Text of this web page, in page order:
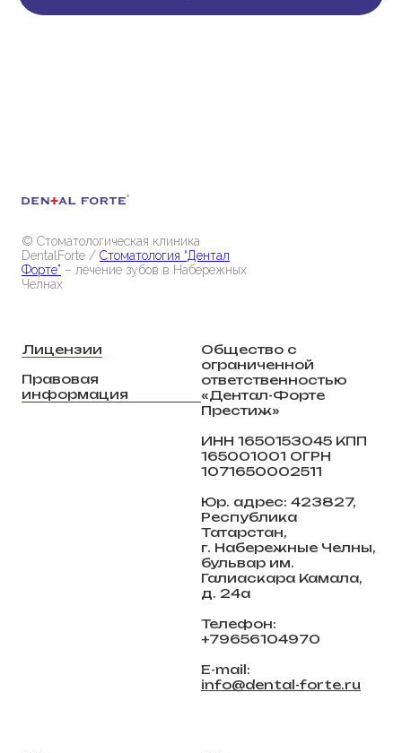
© Стоматологическая клиника
DentalForte / Стоматология “Дентал
Форте” – лечение зубов в Набережных
Челнах
Лицензии
Правовая
информация
Общество с
ограниченной
ответственностью
«Дентал-Форте
Престиж»
ИНН 1650153045 КПП
165001001 ОГРН
1071650002511
Юр. адрес: 423827,
Республика
Татарстан,
г. Набережные Челны,
бульвар им.
Галиаскара Камала,
д. 24а
Телефон:
+79656104970
E-mail:
info@dental-forte.ru